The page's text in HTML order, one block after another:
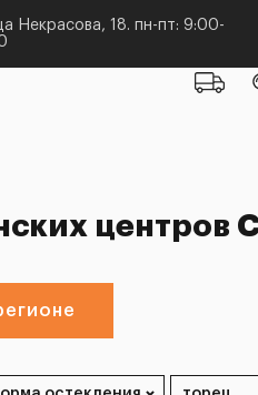
Некрасова, 18. пн-пт: 9:00-
центров